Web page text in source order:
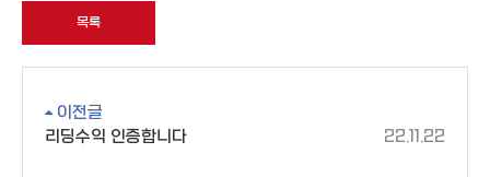
목록
이전글
리딩수익 인증합니다
22.11.22